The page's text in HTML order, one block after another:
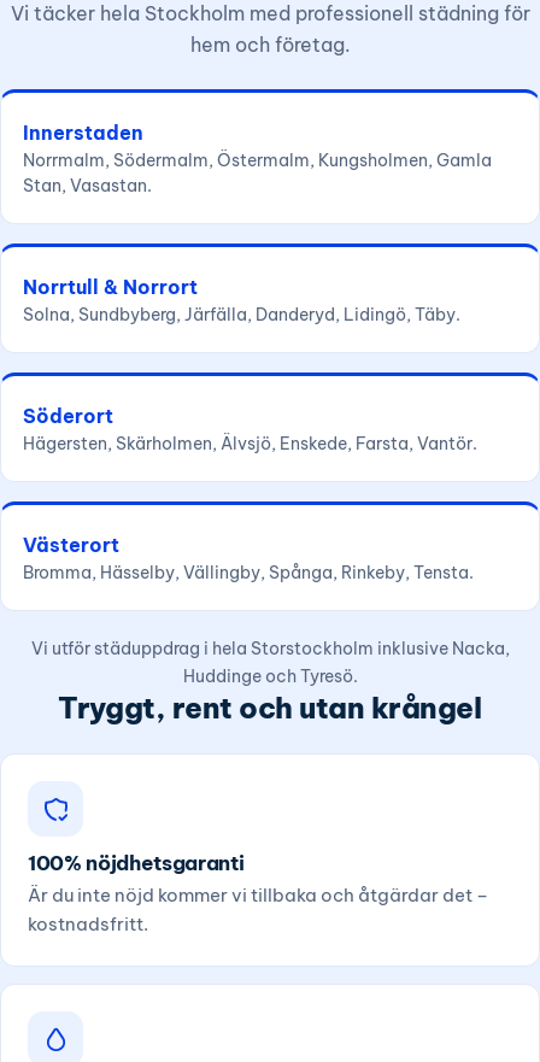
Vi täcker hela Stockholm med professionell städning för
hem och företag.
Innerstaden
Norrmalm, Södermalm, Östermalm, Kungsholmen, Gamla
Stan, Vasastan.
Norrtull & Norrort
Solna, Sundbyberg, Järfälla, Danderyd, Lidingö, Täby.
Söderort
Hägersten, Skärholmen, Älvsjö, Enskede, Farsta, Vantör.
Västerort
Bromma, Hässelby, Vällingby, Spånga, Rinkeby, Tensta.
Vi utför städuppdrag i hela Storstockholm inklusive Nacka,
Huddinge och Tyresö.
Tryggt, rent och utan krångel
100% nöjdhetsgaranti
Är du inte nöjd kommer vi tillbaka och åtgärdar det –
kostnadsfritt.